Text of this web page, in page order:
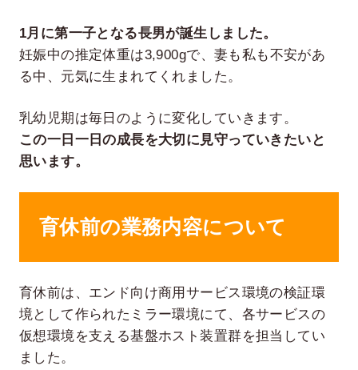
1月に第一子となる長男が誕生しました。
妊娠中の推定体重は3,900gで、妻も私も不安があ
る中、元気に生まれてくれました。
乳幼児期は毎日のように変化していきます。
この一日一日の成長を大切に見守っていきたいと
思います。
育休前の業務内容について
育休前は、エンド向け商用サービス環境の検証環
境として作られたミラー環境にて、各サービスの
仮想環境を支える基盤ホスト装置群を担当してい
ました。